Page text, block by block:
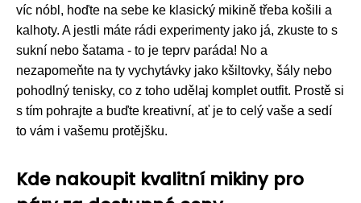
víc nóbl, hoďte na sebe ke klasický mikině třeba košili a
kalhoty. A jestli máte rádi experimenty jako já, zkuste to s
sukní nebo šatama - to je teprv paráda! No a
nezapomeňte na ty vychytávky jako kšiltovky, šály nebo
pohodlný tenisky, co z toho udělaj komplet outfit. Prostě si
s tím pohrajte a buďte kreativní, ať je to celý vaše a sedí
to vám i vašemu protějšku.
Kde nakoupit kvalitní mikiny pro